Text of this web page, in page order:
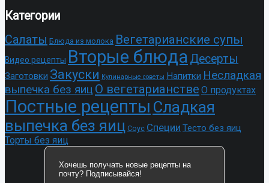
Категории
Cалаты Блюда из молока Вегетарианские супы
Видео рецепты Вторые блюда Десерты
Заготовки Закуски Кулинарные советы Напитки Несладкая
выпечка без яиц О вегетарианстве О продуктах
Постные рецепты Сладкая
выпечка без яиц Соус Специи Тесто без яиц
Торты без яиц
Хочешь получать новые рецепты на
почту? Подписывайся!